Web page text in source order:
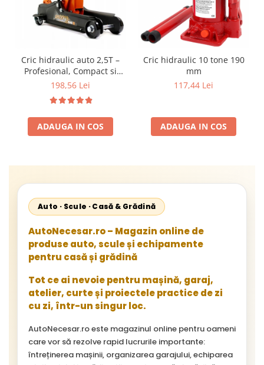
Cric hidraulic auto 2,5T –
Profesional, Compact si
Sigur pentru Garaj si
pentru service-uri auto 2
Cauciucuri Incluse
198,56 Lei
ADAUGA IN COS
Cric hidraulic 10 tone 190
mm
117,44 Lei
ADAUGA IN COS
Auto · Scule · Casă & Grădină
AutoNecesar.ro – Magazin online de
produse auto, scule și echipamente
pentru casă și grădină
Tot ce ai nevoie pentru mașină, garaj,
atelier, curte și proiectele practice de zi
cu zi, într-un singur loc.
AutoNecesar.ro este magazinul online pentru oameni
care vor să rezolve rapid lucrurile importante:
întreținerea mașinii, organizarea garajului, echiparea